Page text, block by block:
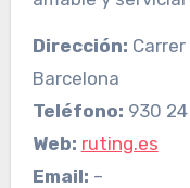
Dirección:
Barcelona
Teléfono: 930 24
Web: ruting.es
Email: –